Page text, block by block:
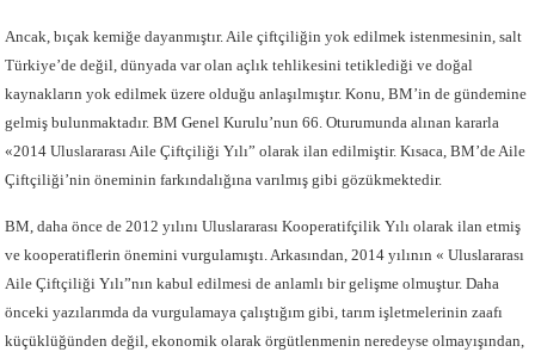
Ancak, bıçak kemiğe dayanmıştır. Aile çiftçiliğin yok edilmek istenmesinin, salt
Türkiye’de değil, dünyada var olan açlık tehlikesini tetiklediği ve doğal
kaynakların yok edilmek üzere olduğu anlaşılmıştır. Konu, BM’in de gündemine
gelmiş bulunmaktadır. BM Genel Kurulu’nun 66. Oturumunda alınan kararla
«2014 Uluslararası Aile Çiftçiliği Yılı” olarak ilan edilmiştir. Kısaca, BM’de Aile
Çiftçiliği’nin öneminin farkındalığına varılmış gibi gözükmektedir.
BM, daha önce de 2012 yılını Uluslararası Kooperatifçilik Yılı olarak ilan etmiş
ve kooperatiflerin önemini vurgulamıştı. Arkasından, 2014 yılının « Uluslararası
Aile Çiftçiliği Yılı”nın kabul edilmesi de anlamlı bir gelişme olmuştur. Daha
önceki yazılarımda da vurgulamaya çalıştığım gibi, tarım işletmelerinin zaafı
küçüklüğünden değil, ekonomik olarak örgütlenmenin neredeyse olmayışından,